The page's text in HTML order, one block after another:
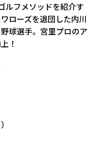
ルフメソッドを紹介す
ローズを退団した内川
球選手。宮里プロのア
！